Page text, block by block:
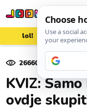
lol!
26660 pregleda
KVIZ:
ovdje